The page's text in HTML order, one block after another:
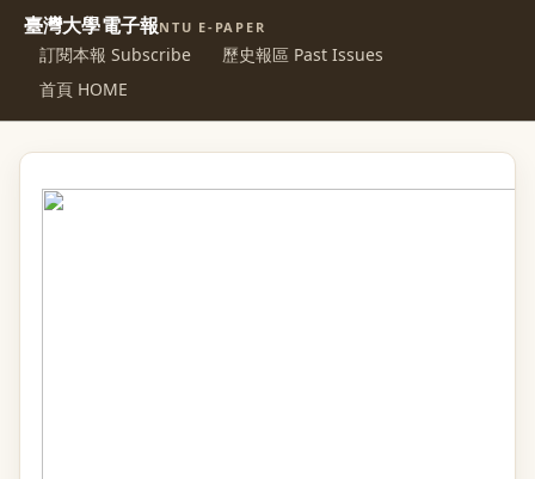
臺灣大學電子報NTU E-PAPER
訂閱本報 Subscribe
歷史報區 Past Issues
首頁 HOME